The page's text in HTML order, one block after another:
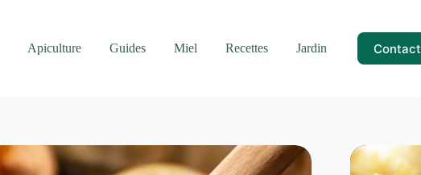
Apiculture Guides Miel Recettes Jardin Contact